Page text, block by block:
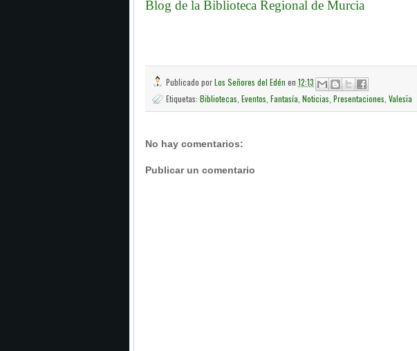
Blog de la Biblioteca Regional de Murcia
Publicado porLos Señores del Edén en 12:13
Etiquetas: Bibliotecas Eventos Fantasía Noticias Presentaciones Valesïa
No hay comentarios:
Publicar un comentario